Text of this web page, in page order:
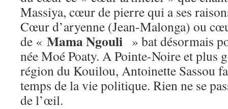
Massiya, cœur de pierre qui a ses
Cœur d’aryenne (Jean-Malonga) ou
de « Mama Ngouli » bat désormais
née Moé Poaty. A Pointe-Noire et plus
région du Kouilou, Antoinette Sassou
temps de la vie politique. Rien ne se
de l’œil.